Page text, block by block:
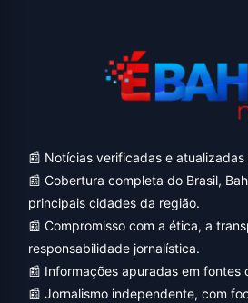
📰 Notícias verificadas e atualizadas
📰 Cobertura completa do Brasil,
principais cidades da região.
📰 Compromisso com a ética, a
responsabilidade jornalística.
📰 Informações apuradas em fontes
📰 Jornalismo independente, com